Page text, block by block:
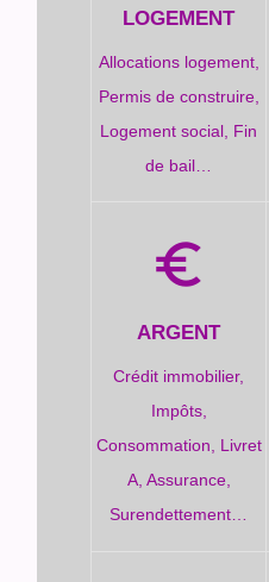
LOGEMENT
Allocations logement,
Permis de construire,
Logement social, Fin
de bail…
euro_symbol
ARGENT
Crédit immobilier,
Impôts,
Consommation, Livret
A, Assurance,
Surendettement…